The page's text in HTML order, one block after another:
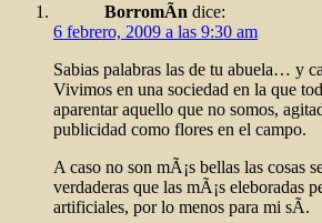
BorromÃ­n dice:
6 febrero, 2009 a las 9:30 am
Sabias palabras las de tu abuela… y
Vivimos en una sociedad en la que
aparentar aquello que no somos,
publicidad como flores en el campo.
A caso no son mÃ¡s bellas las cosas
verdaderas que las mÃ¡s eleboradas
artificiales, por lo menos para mi sÃ­.